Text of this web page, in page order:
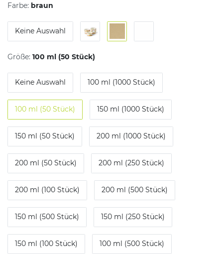
Farbe: braun
Keine Auswahl
Größe: 100 ml (50 Stück)
Keine Auswahl 100 ml (1000 Stück)
100 ml (50 Stück) 150 ml (1000 Stück)
150 ml (50 Stück) 200 ml (1000 Stück)
200 ml (50 Stück) 200 ml (250 Stück)
200 ml (100 Stück) 200 ml (500 Stück)
150 ml (500 Stück) 150 ml (250 Stück)
150 ml (100 Stück) 100 ml (500 Stück)